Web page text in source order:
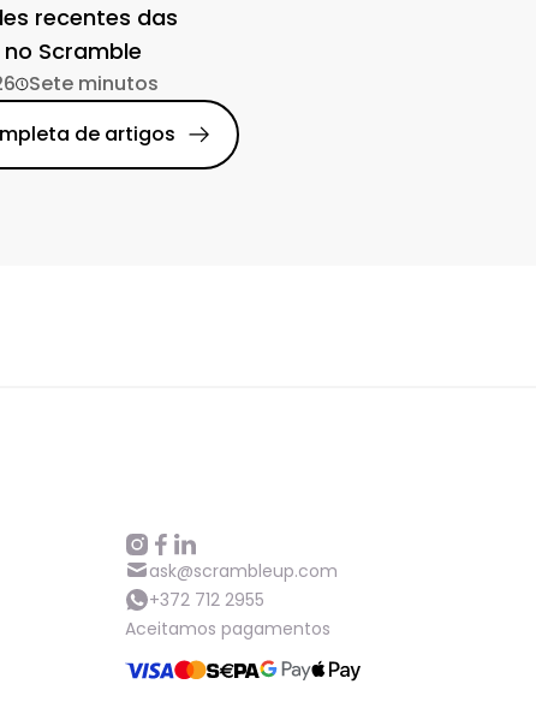
recentes das
Scramble
Sete minutos
de artigos
ask@scrambleup.com
+372 712 2955
Aceitamos pagamentos